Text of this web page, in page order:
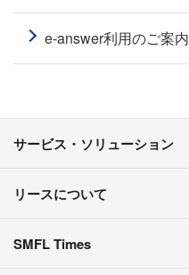
e-answer利用のご案内
サービス・ソリューション
リースについて
SMFL Times